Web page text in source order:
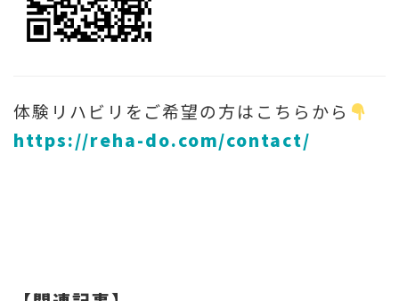
体験リハビリをご希望の方はこちらから
https://reha-do.com/contact/